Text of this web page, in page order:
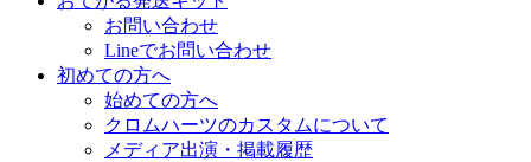
お問い合わせ
Lineでお問い合わせ
初めての方へ
始めての方へ
クロムハーツのカスタムについて
メディア出演・掲載履歴